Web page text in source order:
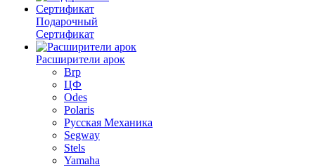
Подарочный
Сертификат
Расширители арок
Brp
ЦФ
Odes
Polaris
Русская Механика
Segway
Stels
Yamaha